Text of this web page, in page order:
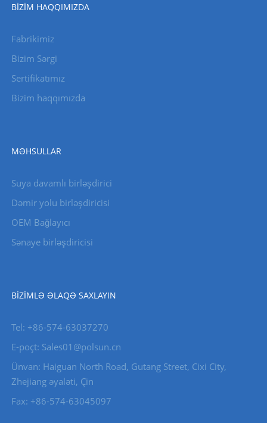
BIZIM HAQQIMIZDA
Fabrikimiz
Bizim Sərgi
Sertifikatımız
Bizim haqqımızda
MƏHSULLAR
Suya davamlı birləşdirici
Dəmir yolu birləşdiricisi
OEM Bağlayıcı
Sənaye birləşdiricisi
BIZIMLƏ ƏLAQƏ SAXLAYIN
Tel: +86-574-63037270
E-poçt: Sales01@polsun.cn
Ünvan: Haiguan North Road, Gutang Street, Cixi City,
Zhejiang əyaləti, Çin
Fax: +86-574-63045097